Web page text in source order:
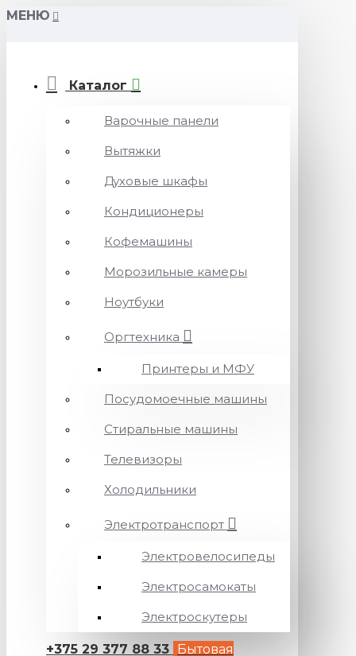
МЕНЮ
Каталог
Варочные панели
Вытяжки
Духовые шкафы
Кондиционеры
Кофемашины
Морозильные камеры
Ноутбуки
Оргтехника
Принтеры и МФУ
Посудомоечные машины
Стиральные машины
Телевизоры
Холодильники
Электротранспорт
Электровелосипеды
Электросамокаты
Электроскутеры
+375 29 377 88 33 Бытовая